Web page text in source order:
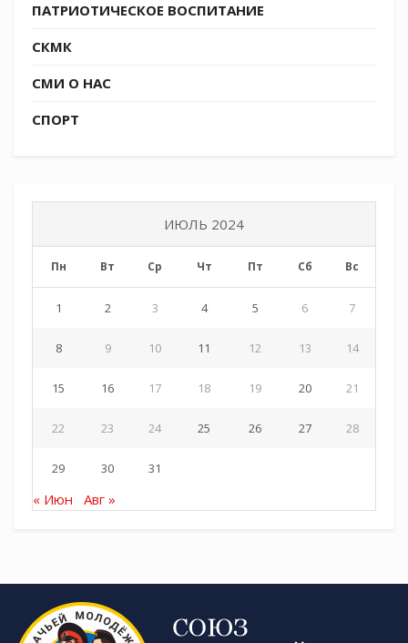
Андреем Ауловым.
ПАТРИОТИЧЕСКОЕ ВОСПИТАНИЕ
СКМК
СМИ О НАС
СПОРТ
ИЮЛЬ 2024
Пн Вт Ср Чт Пт Сб Вс
1 2 3 4 5 6 7
8 9 10 11 12 13 14
15 16 17 18 19 20 21
22 23 24 25 26 27 28
29 30 31
« Июн Авг »